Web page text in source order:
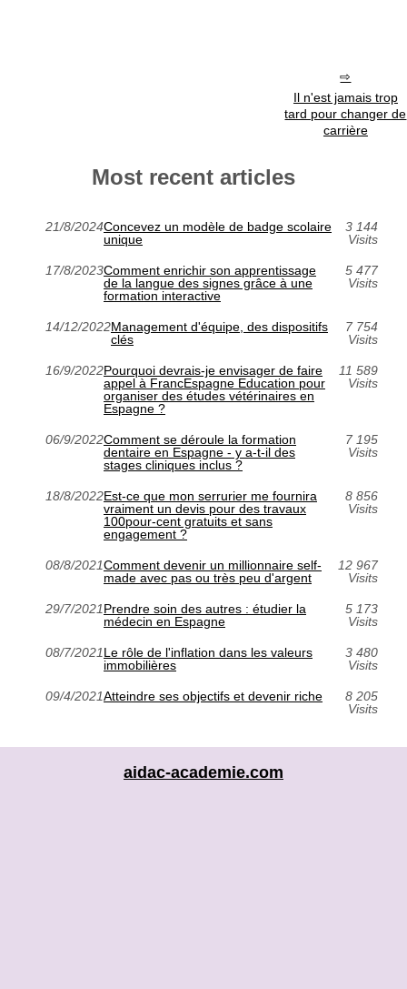
Il n'est jamais trop
tard pour changer de
carrière
Most recent articles
21/8/2024Concevez un modèle de badge scolaire
unique
3 144
Visits
17/8/2023Comment enrichir son apprentissage
de la langue des signes grâce à une
formation interactive
5 477
Visits
14/12/2022Management d'équipe, des dispositifs
clés
7 754
Visits
16/9/2022Pourquoi devrais-je envisager de faire
appel à FrancEspagne Education pour
organiser des études vétérinaires en
Espagne ?
11 589
Visits
06/9/2022Comment se déroule la formation
dentaire en Espagne - y a-t-il des
stages cliniques inclus ?
7 195
Visits
18/8/2022Est-ce que mon serrurier me fournira
vraiment un devis pour des travaux
100pour-cent gratuits et sans
engagement ?
8 856
Visits
08/8/2021Comment devenir un millionnaire self-
made avec pas ou très peu d'argent
12 967
Visits
29/7/2021Prendre soin des autres : étudier la
médecin en Espagne
5 173
Visits
08/7/2021Le rôle de l'inflation dans les valeurs
immobilières
3 480
Visits
09/4/2021Atteindre ses objectifs et devenir riche
8 205
Visits
aidac-academie.com